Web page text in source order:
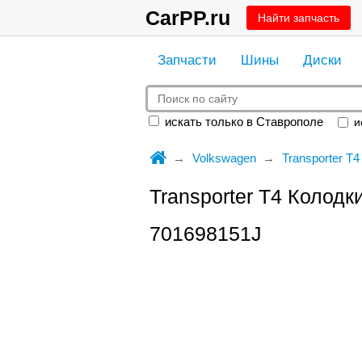
CarPP.ru Найти запчасть
Запчасти Шины Диски
искать только в Ставрополе
Volkswagen Transporter
Transporter T4
701698151J